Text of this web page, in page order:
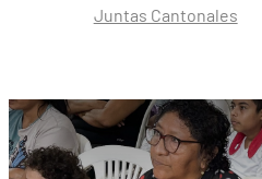
Juntas Cantonales